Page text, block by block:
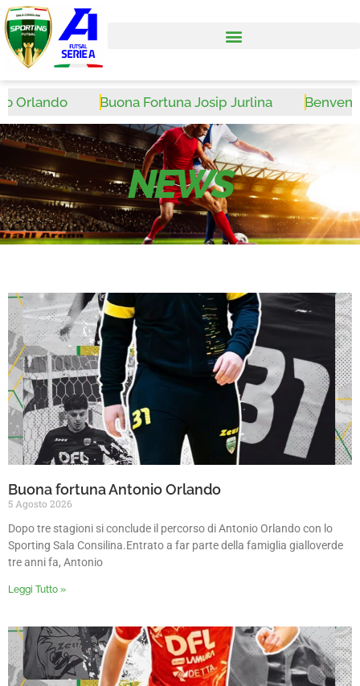
Buona Fortuna Josip Jurlina Benvenuto
NEWS
Buona fortuna Antonio Orlando
5 Agosto 2026
Dopo tre stagioni si conclude il percorso di Antonio Orlando con lo
Sporting Sala Consilina.Entrato a far parte della famiglia gialloverde
tre anni fa, Antonio
Leggi Tutto »